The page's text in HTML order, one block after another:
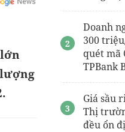
Doanh
300
quét mã
TPBank
Giá sầu
Thị
đều ổn